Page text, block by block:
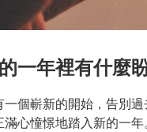
一年裡有什麼
一個嶄新的開始，告別
心憧憬地踏入新的一年。